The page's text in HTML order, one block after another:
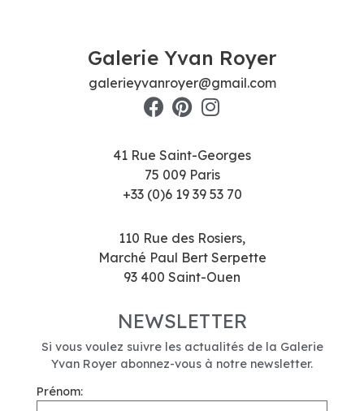
Galerie Yvan Royer
galerieyvanroyer@gmail.com
41 Rue Saint-Georges
75 009 Paris
+33 (0)6 19 39 53 70
110 Rue des Rosiers,
Marché Paul Bert Serpette
93 400 Saint-Ouen
NEWSLETTER
Si vous voulez suivre les actualités de la Galerie
Yvan Royer abonnez-vous à notre newsletter.
Prénom: